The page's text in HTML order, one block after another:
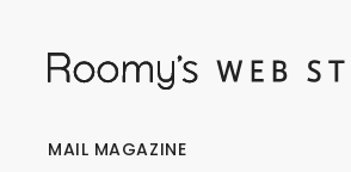
MAIL MAGAZINE